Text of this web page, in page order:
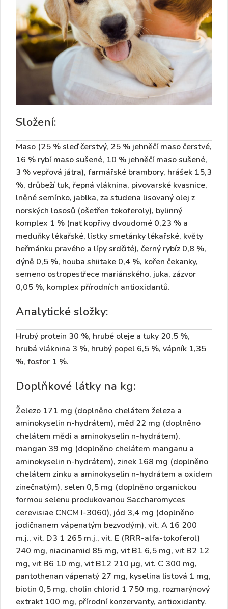
Složení:
Maso (25 % sleď čerstvý, 25 % jehněčí maso čerstvé,
16 % rybí maso sušené, 10 % jehněčí maso sušené,
3 % vepřová játra), farmářské brambory, hrášek 15,3
%, drůbeží tuk, řepná vláknina, pivovarské kvasnice,
lněné semínko, jablka, za studena lisovaný olej z
norských lososů (ošetřen tokoferoly), bylinný
komplex 1 % (nať kopřivy dvoudomé 0,23 % a
meduňky lékařské, lístky smetánky lékařské, květy
heřmánku pravého a lípy srdčité), černý rybíz 0,8 %,
dýně 0,5 %, houba shiitake 0,4 %, kořen čekanky,
semeno ostropestřece mariánského, juka, zázvor
0,05 %, komplex přírodních antioxidantů.
Analytické složky:
Hrubý protein 30 %, hrubé oleje a tuky 20,5 %,
hrubá vláknina 3 %, hrubý popel 6,5 %, vápník 1,35
%, fosfor 1 %.
Doplňkové látky na kg:
Železo 171 mg (doplněno chelátem železa a
aminokyselin n-hydrátem), měď 22 mg (doplněno
chelátem mědi a aminokyselin n-hydrátem),
mangan 39 mg (doplněno chelátem manganu a
aminokyselin n-hydrátem), zinek 168 mg (doplněno
chelátem zinku a aminokyselin n-hydrátem a oxidem
zinečnatým), selen 0,5 mg (doplněno organickou
formou selenu produkovanou Saccharomyces
cerevisiae CNCM I-3060), jód 3,4 mg (doplněno
jodičnanem vápenatým bezvodým), vit. A 16 200
m.j., vit. D3 1 265 m.j., vit. E (RRR-alfa-tokoferol)
240 mg, niacinamid 85 mg, vit B1 6,5 mg, vit B2 12
mg, vit B6 10 mg, vit B12 210 µg, vit. C 300 mg,
pantothenan vápenatý 27 mg, kyselina listová 1 mg,
biotin 0,5 mg, cholin chlorid 1 750 mg, rozmarýnový
extrakt 100 mg, přírodní konzervanty, antioxidanty.